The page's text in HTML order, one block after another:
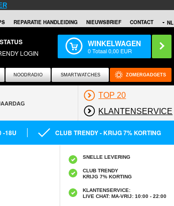
NL
REPARATIE HANDLEIDING NIEUWSBRIEF CONTACT
LOGIN
WINKELWAGEN
0Totaal0,00 EUR
NOODRADIO SMARTWATCHES ZOMERGADGETS
TOP 20
KLANTENSERVICE
-18U CLUB TRENDY - KRIJG 7% KORTING
SNELLE LEVERING
CLUB TRENDY
KRIJG 7% KORTING
KLANTENSERVICE:
LIVE CHAT: MA-VRIJ: 10:00 - 22:00